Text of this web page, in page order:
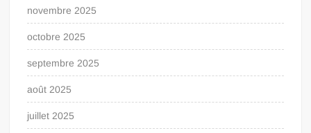
novembre 2025
octobre 2025
septembre 2025
août 2025
juillet 2025